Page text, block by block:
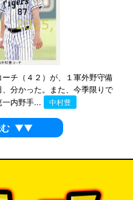
チ（４２）が、１軍外野守備
分かった。また、今季限りで
一内野手...
中村豊
▼▼